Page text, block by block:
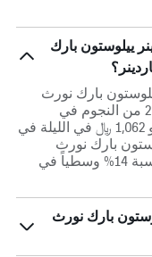
ييلوستون بارك
بارك نورث
عادة أقل من متوسط ​​سعر فندق مصنف 2 من النجوم في
غاردينر. في المتوسط ، السعر المتوقع هو 1,062 ﷼ في الليلة في
بارك نورث
سيعطيك 915 ﷼ في الليلة وهو أرخص بنسبة 14% وسطياً في
بارك نورث